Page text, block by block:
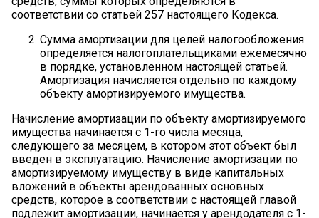
соответствии со статьей 257 настоящего Кодекса.
Сумма амортизации для целей налогообложения
определяется налогоплательщиками ежемесячно
в порядке, установленном настоящей статьей.
Амортизация начисляется отдельно по каждому
объекту амортизируемого имущества.
Начисление амортизации по объекту амортизируемого
имущества начинается с 1-го числа месяца,
следующего за месяцем, в котором этот объект был
введен в эксплуатацию. Начисление амортизации по
амортизируемому имуществу в виде капитальных
вложений в объекты арендованных основных
средств, которое в соответствии с настоящей главой
подлежит амортизации, начинается у арендодателя с 1-